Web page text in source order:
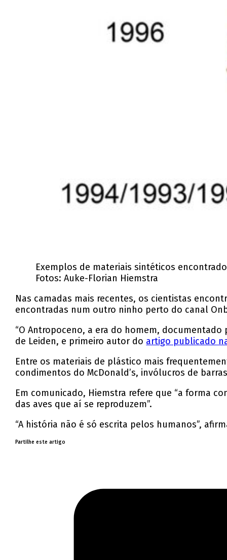
Exemplos de materiais sintéticos
Fotos: Auke-Florian Hiemstra
Nas camadas mais recentes, os cientistas
encontradas num outro ninho perto do canal
“O Antropoceno, a era do homem,
de Leiden, e primeiro autor do artigo publicado
Entre os materiais de plástico mais
condimentos do McDonald’s, invólucros de
Em comunicado, Hiemstra refere que “a forma
das aves que aí se reproduzem”.
“A história não é só escrita pelos humanos”,
Partilhe este artigo